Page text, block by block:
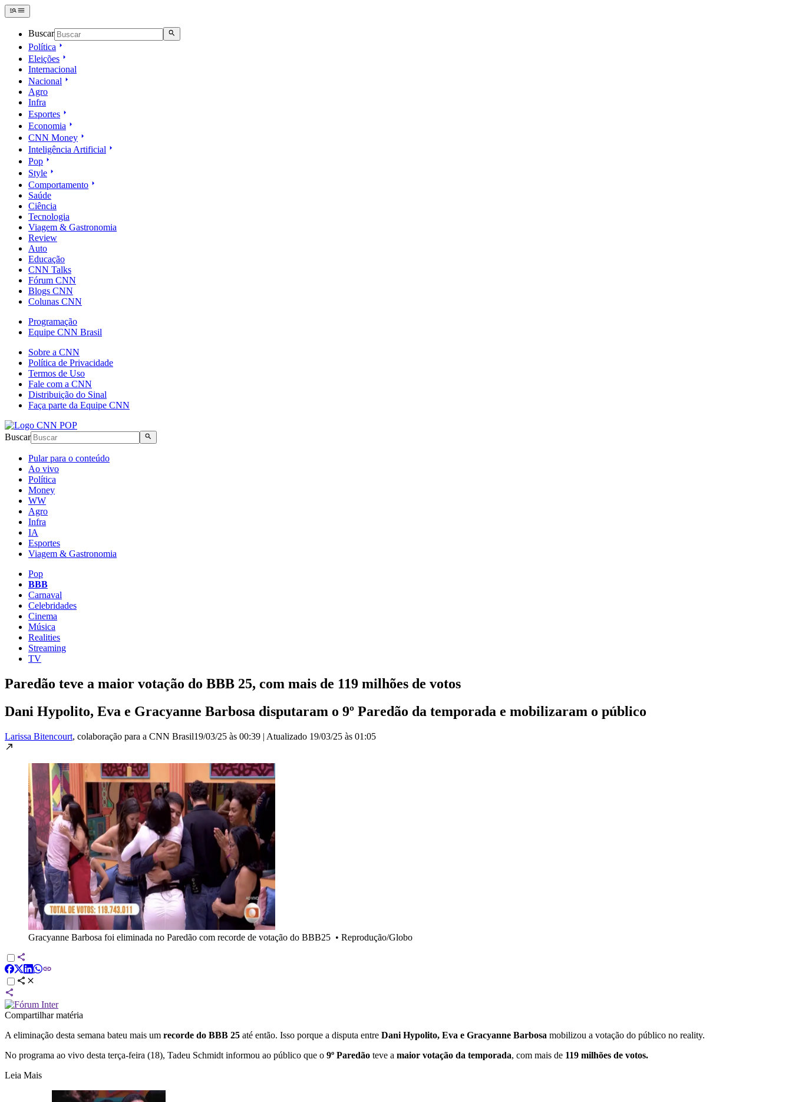
Buscar
Política
Eleições
Internacional
Nacional
Agro
Infra
Esportes
Economia
CNN Money
Inteligência Artificial
Pop
Style
Comportamento
Saúde
Ciência
Tecnologia
Viagem & Gastronomia
Review
Auto
Educação
CNN Talks
Fórum CNN
Blogs CNN
Colunas CNN
Programação
Equipe CNN Brasil
Sobre a CNN
Política de Privacidade
Termos de Uso
Fale com a CNN
Distribuição do Sinal
Faça parte da Equipe CNN
Buscar
Pular para o conteúdo
Ao vivo
Política
Money
WW
Agro
Infra
IA
Esportes
Viagem & Gastronomia
Pop
BBB
Carnaval
Celebridades
Cinema
Música
Realities
Streaming
TV
Paredão teve a maior votação do BBB 25, com mais de 119 milhões de votos
Dani Hypolito, Eva e Gracyanne Barbosa disputaram o 9º Paredão da temporada e mobilizaram o público
Larissa Bitencourt, colaboração para a CNN Brasil19/03/25 às 00:39 | Atualizado 19/03/25 às 01:05
Gracyanne Barbosa foi eliminada no Paredão com recorde de votação do BBB25 • Reprodução/Globo
Compartilhar matéria
A eliminação desta semana bateu mais um recorde do BBB 25 até então. Isso porque a disputa entre Dani Hypolito, Eva e Gracyanne Barbosa mobilizou a votação do público no reality.
No programa ao vivo desta terça-feira (18), Tadeu Schmidt informou ao público que o 9º Paredão teve a maior votação da temporada, com mais de 119 milhões de votos.
Leia Mais